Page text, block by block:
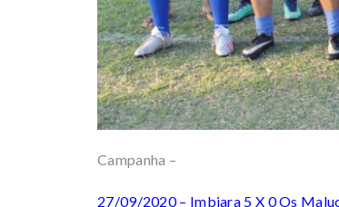
Campanha –
27/09/2020 – Imbiara 5 X 0 Os